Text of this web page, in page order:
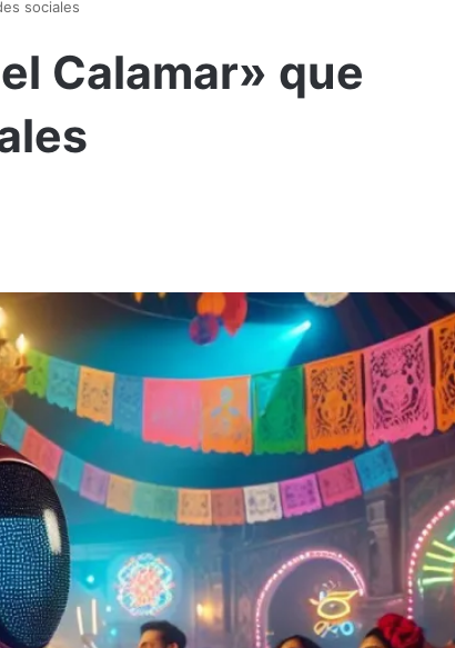
sociales
Calamar» que